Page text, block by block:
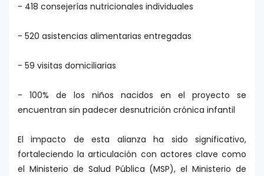
- 418 consejerías nutricionales individuales
- 520 asistencias alimentarias entregadas
- 59 visitas domiciliarias
- 100% de los niños nacidos en el proyecto se
encuentran sin padecer desnutrición crónica infantil
El impacto de esta alianza ha sido significativo,
fortaleciendo la articulación con actores clave como
el Ministerio de Salud Pública (MSP), el Ministerio de